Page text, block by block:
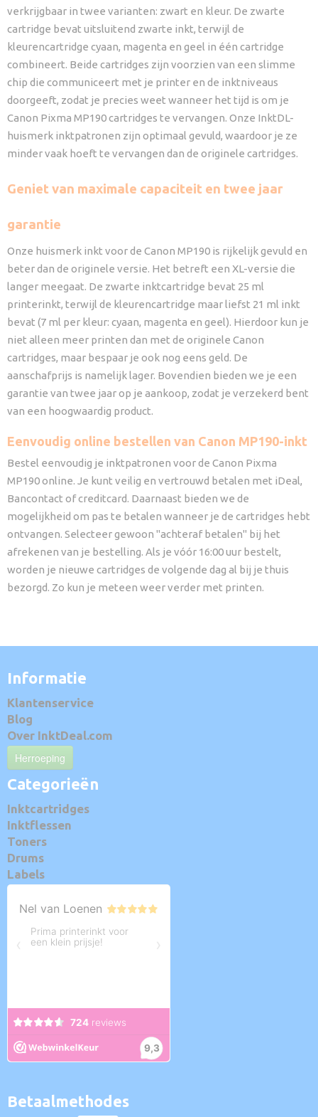
verkrijgbaar in twee varianten: zwart en kleur. De zwarte
cartridge bevat uitsluitend zwarte inkt, terwijl de
kleurencartridge cyaan, magenta en geel in één cartridge
combineert. Beide cartridges zijn voorzien van een slimme
chip die communiceert met je printer en de inktniveaus
doorgeeft, zodat je precies weet wanneer het tijd is om je
Canon Pixma MP190 cartridges te vervangen. Onze InktDL-
huismerk inktpatronen zijn optimaal gevuld, waardoor je ze
minder vaak hoeft te vervangen dan de originele cartridges.
Geniet van maximale capaciteit en twee jaar
garantie
Onze huismerk inkt voor de Canon MP190 is rijkelijk gevuld en
beter dan de originele versie. Het betreft een XL-versie die
langer meegaat. De zwarte inktcartridge bevat 25 ml
printerinkt, terwijl de kleurencartridge maar liefst 21 ml inkt
bevat (7 ml per kleur: cyaan, magenta en geel). Hierdoor kun je
niet alleen meer printen dan met de originele Canon
cartridges, maar bespaar je ook nog eens geld. De
aanschafprijs is namelijk lager. Bovendien bieden we je een
garantie van twee jaar op je aankoop, zodat je verzekerd bent
van een hoogwaardig product.
Eenvoudig online bestellen van Canon MP190-inkt
Bestel eenvoudig je inktpatronen voor de Canon Pixma
MP190 online. Je kunt veilig en vertrouwd betalen met iDeal,
Bancontact of creditcard. Daarnaast bieden we de
mogelijkheid om pas te betalen wanneer je de cartridges hebt
ontvangen. Selecteer gewoon "achteraf betalen" bij het
afrekenen van je bestelling. Als je vóór 16:00 uur bestelt,
worden je nieuwe cartridges de volgende dag al bij je thuis
bezorgd. Zo kun je meteen weer verder met printen.
Informatie
Klantenservice
Blog
Over InktDeal.com
Herroeping
Categorieën
Inktcartridges
Inktflessen
Toners
Drums
Labels
Betaalmethodes